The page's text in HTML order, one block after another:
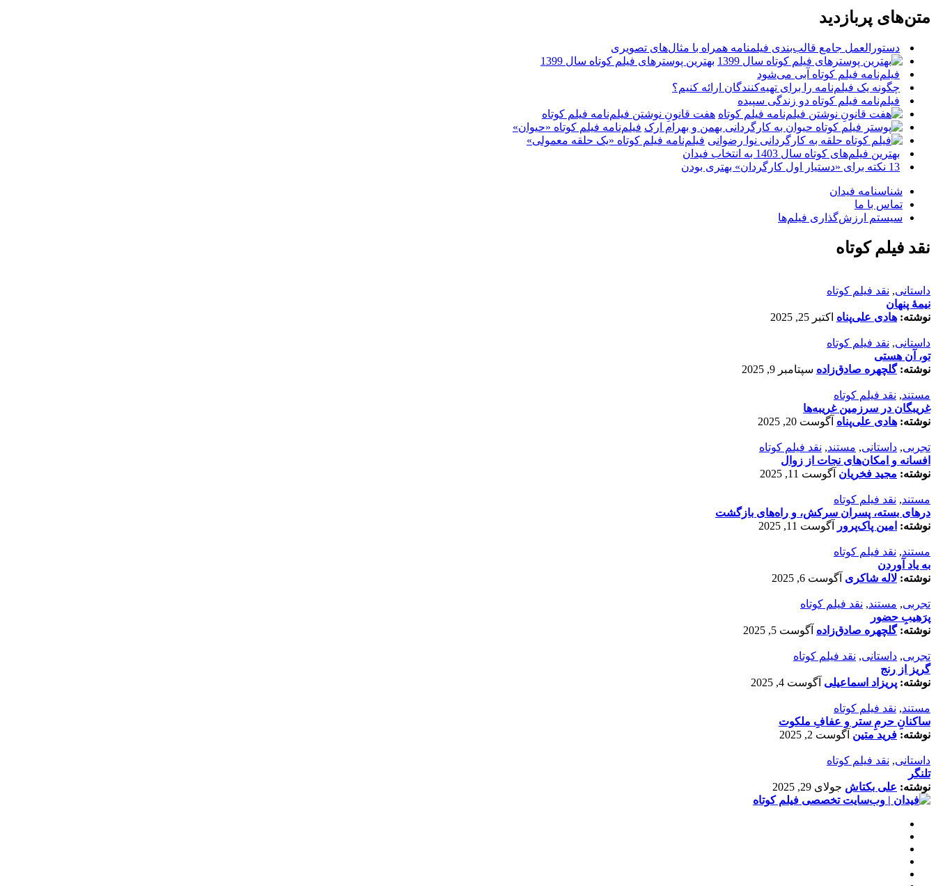
متن‌های پربازدید
دستورالعمل جامع قالب‌بندی فیلمنامه همراه با مثال‌های تصویری
بهترین پوسترهای فیلم کوتاه سال 1399
فیلم‌نامه فیلم کوتاه آبی می‌شود
چگونه یک فیلم‌نامه را برای تهیه‌کنندگان ارائه کنیم؟
فیلم‌نامه فیلم کوتاه دو زندگی سپیده
هفت قانونِ نوشتن فیلم‌نامه فیلم کوتاه
فیلم‌نامه فیلم کوتاه «حیوان»
فیلم‌نامه فیلم کوتاه «یک حلقه معمولی»
بهترین فیلم‌های کوتاه سال 1403 به انتخاب فیدان
13 نکته برای «دستیار اول کارگردان» بهتری بودن
شناسنامه فیدان
تماس با ما
سیستم ارزش‌گذاری فیلم‌ها
نقد فیلم کوتاه
داستانی, نقد فیلم کوتاه
نیمۀ پنهان
نوشته: هادی علی‌پناه اکتبر 25, 2025
داستانی, نقد فیلم کوتاه
تو، آن هستی
نوشته:گلچهره صادق‌زاده سپتامبر 9, 2025
مستند, نقد فیلم کوتاه
غریبگان در سرزمین غریبه‌ها
نوشته: هادی علی‌پناه آگوست 20, 2025
تجربی, داستانی, مستند, نقد فیلم کوتاه
افسانه‌ و امکان‌های نجات از زوال
نوشته: مجید فخریان آگوست 11, 2025
مستند, نقد فیلم کوتاه
درهای بسته، پسران سرکش، و راه‌های بازگشت
نوشته: امین پاک‌پرور آگوست 11, 2025
مستند, نقد فیلم کوتاه
به یاد آوردن
نوشته: لاله شاکری آگوست 6, 2025
تجربی, مستند, نقد فیلم کوتاه
پرَهیب‌ِ حضور
نوشته:گلچهره صادق‌زاده آگوست 5, 2025
تجربی, داستانی, نقد فیلم کوتاه
گریز از رنج
نوشته: پریزاد اسماعیلی آگوست 4, 2025
مستند, نقد فیلم کوتاه
ساکنانِ حرمِ ستر و عفافِ ملکوت
نوشته: فرید متین آگوست 2, 2025
داستانی, نقد فیلم کوتاه
تلنگر
نوشته: علی بکتاش جولای 29, 2025